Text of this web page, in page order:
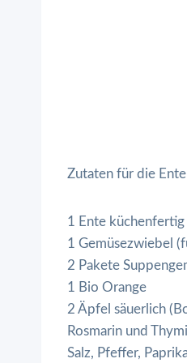
Zutaten für die
1 Ente küchenfertig
1 Gemüsezwiebel
2 Pakete
1 Bio Orange
2 Äpfel säuerlich
Rosmarin und
Salz, Pfeffer,